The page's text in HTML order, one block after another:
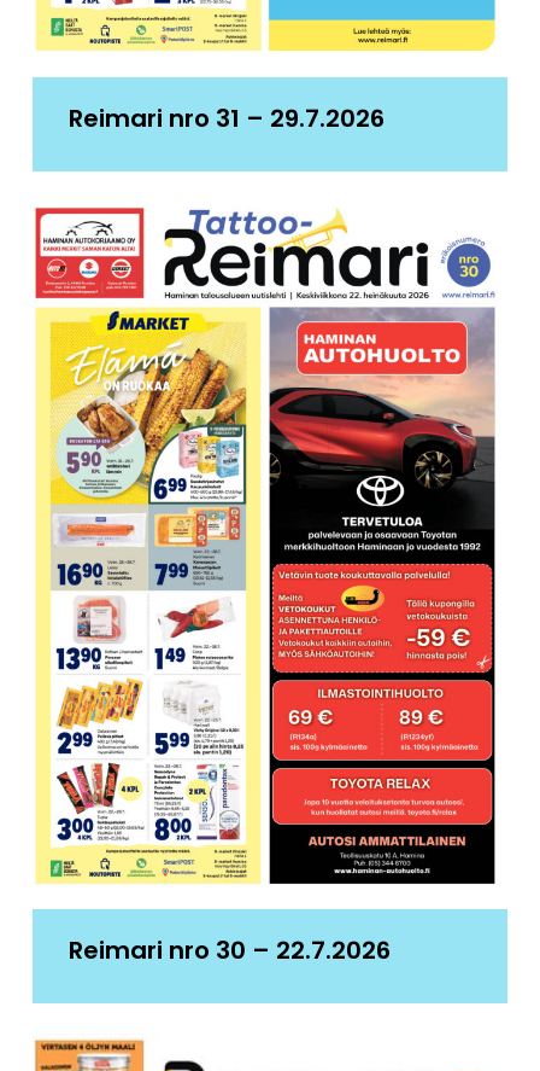
Reimari nro 31 – 29.7.2026
Reimari nro 30 – 22.7.2026